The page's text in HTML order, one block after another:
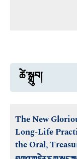
ཚེ་སྒྲུབ།
The New
Long-Life
the Oral,